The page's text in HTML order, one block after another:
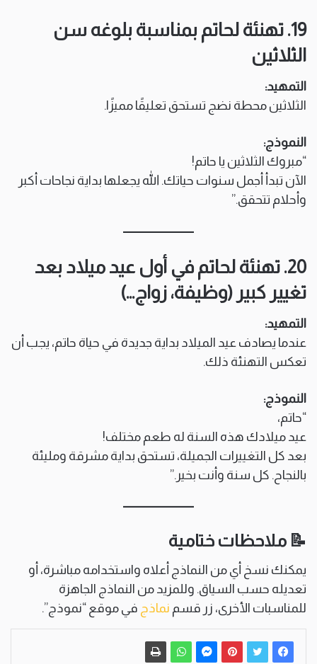
19. تهنئة لحاتم بمناسبة بلوغه سن
الثلاثين
التمهيد:
الثلاثين محطة نضج تستحق تعليقًا مميزًا.
النموذج:
“مبروك الثلاثين يا حاتم!
الآن تبدأ أجمل سنوات حياتك. الله يجعلها بداية نجاحات أكبر
وأحلام تتحقق.”
20. تهنئة لحاتم في أول عيد ميلاد بعد
تغيير كبير (وظيفة، زواج…)
التمهيد:
عندما يصادف عيد الميلاد بداية جديدة في حياة حاتم، يجب أن
تعكس التهنئة ذلك.
النموذج:
“حاتم،
عيد ميلادك هذه السنة له طعم مختلف!
بعد كل التغييرات الجميلة، تستحق بداية مشرقة ومليئة
بالنجاح. كل سنة وأنت بخير.”
📝 ملاحظات ختامية
يمكنك نسخ أي من النماذج أعلاه واستخدامه مباشرة، أو
تعديله حسب السياق. وللمزيد من النماذج الجاهزة
للمناسبات الأخرى، زر قسم نماذج في موقع “نموذج”.